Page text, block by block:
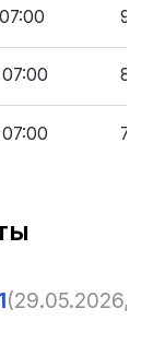
(29.05.2026,